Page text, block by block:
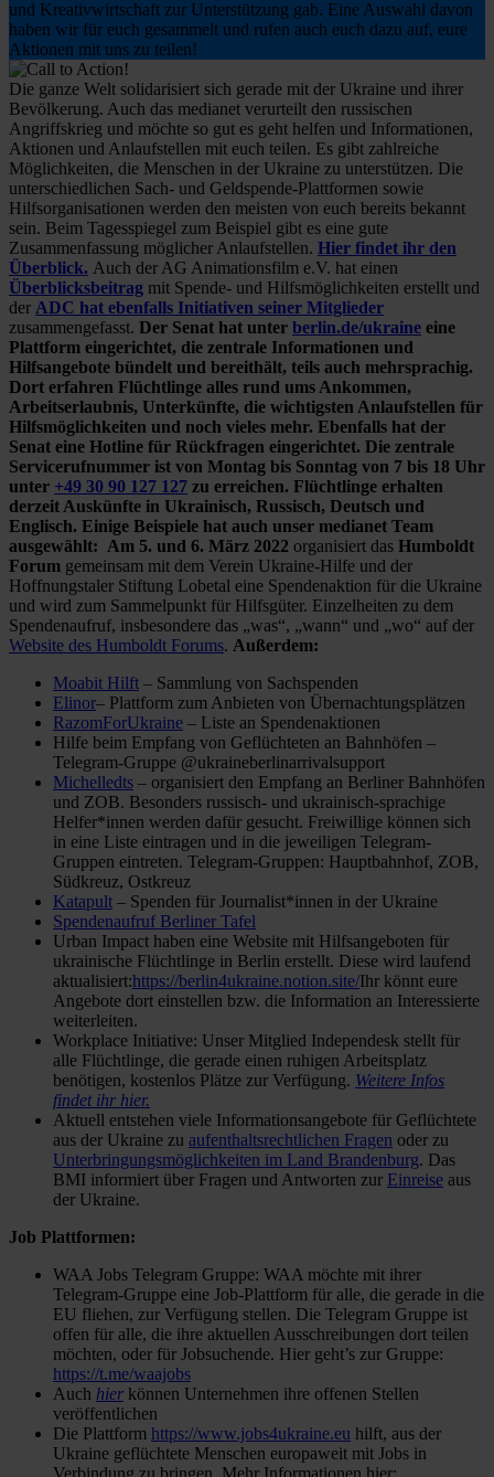
und Kreativwirtschaft zur Unterstützung gab. Eine Auswahl davon
haben wir für euch gesammelt und rufen auch euch dazu auf, eure
Aktionen mit uns zu teilen!
Die ganze Welt solidarisiert sich gerade mit der Ukraine und ihrer
Bevölkerung. Auch das medianet verurteilt den russischen
Angriffskrieg und möchte so gut es geht helfen und Informationen,
Aktionen und Anlaufstellen mit euch teilen. Es gibt zahlreiche
Möglichkeiten, die Menschen in der Ukraine zu unterstützen. Die
unterschiedlichen Sach- und Geldspende-Plattformen sowie
Hilfsorganisationen werden den meisten von euch bereits bekannt
sein. Beim Tagesspiegel zum Beispiel gibt es eine gute
Zusammenfassung möglicher Anlaufstellen. Hier findet ihr den
Überblick. Auch der AG Animationsfilm e.V. hat einen
Überblicksbeitrag mit Spende- und Hilfsmöglichkeiten erstellt und
der ADC hat ebenfalls Initiativen seiner Mitglieder
zusammengefasst. Der Senat hat unter berlin.de/ukraine eine
Plattform eingerichtet, die zentrale Informationen und
Hilfsangebote bündelt und bereithält, teils auch mehrsprachig.
Dort erfahren Flüchtlinge alles rund ums Ankommen,
Arbeitserlaubnis, Unterkünfte, die wichtigsten Anlaufstellen für
Hilfsmöglichkeiten und noch vieles mehr. Ebenfalls hat der
Senat eine Hotline für Rückfragen eingerichtet. Die zentrale
Servicerufnummer ist von Montag bis Sonntag von 7 bis 18 Uhr
unter +49 30 90 127 127 zu erreichen. Flüchtlinge erhalten
derzeit Auskünfte in Ukrainisch, Russisch, Deutsch und
Englisch. Einige Beispiele hat auch unser medianet Team
ausgewählt: Am 5. und 6. März 2022 organisiert das Humboldt
Forum gemeinsam mit dem Verein Ukraine-Hilfe und der
Hoffnungstaler Stiftung Lobetal eine Spendenaktion für die Ukraine
und wird zum Sammelpunkt für Hilfsgüter. Einzelheiten zu dem
Spendenaufruf, insbesondere das „was“, „wann“ und „wo“ auf der
Website des Humboldt Forums. Außerdem:
Moabit Hilft – Sammlung von Sachspenden
Elinor– Plattform zum Anbieten von Übernachtungsplätzen
RazomForUkraine – Liste an Spendenaktionen
Hilfe beim Empfang von Geflüchteten an Bahnhöfen –
Telegram-Gruppe @ukraineberlinarrivalsupport
Michelledts – organisiert den Empfang an Berliner Bahnhöfen
und ZOB. Besonders russisch- und ukrainisch-sprachige
Helfer*innen werden dafür gesucht. Freiwillige können sich
in eine Liste eintragen und in die jeweiligen Telegram-
Gruppen eintreten. Telegram-Gruppen: Hauptbahnhof, ZOB,
Südkreuz, Ostkreuz
Katapult – Spenden für Journalist*innen in der Ukraine
Spendenaufruf Berliner Tafel
Urban Impact haben eine Website mit Hilfsangeboten für
ukrainische Flüchtlinge in Berlin erstellt. Diese wird laufend
aktualisiert:https://berlin4ukraine.notion.site/Ihr könnt eure
Angebote dort einstellen bzw. die Information an Interessierte
weiterleiten.
Workplace Initiative: Unser Mitglied Independesk stellt für
alle Flüchtlinge, die gerade einen ruhigen Arbeitsplatz
benötigen, kostenlos Plätze zur Verfügung. Weitere Infos
findet ihr hier.
Aktuell entstehen viele Informationsangebote für Geflüchtete
aus der Ukraine zu aufenthaltsrechtlichen Fragen oder zu
Unterbringungsmöglichkeiten im Land Brandenburg. Das
BMI informiert über Fragen und Antworten zur Einreise aus
der Ukraine.
Job Plattformen:
WAA Jobs Telegram Gruppe: WAA möchte mit ihrer
Telegram-Gruppe eine Job-Plattform für alle, die gerade in die
EU fliehen, zur Verfügung stellen. Die Telegram Gruppe ist
offen für alle, die ihre aktuellen Ausschreibungen dort teilen
möchten, oder für Jobsuchende. Hier geht’s zur Gruppe:
https://t.me/waajobs
Auch hier können Unternehmen ihre offenen Stellen
veröffentlichen
Die Plattform https://www.jobs4ukraine.eu hilft, aus der
Ukraine geflüchtete Menschen europaweit mit Jobs in
Verbindung zu bringen. Mehr Informationen hier: